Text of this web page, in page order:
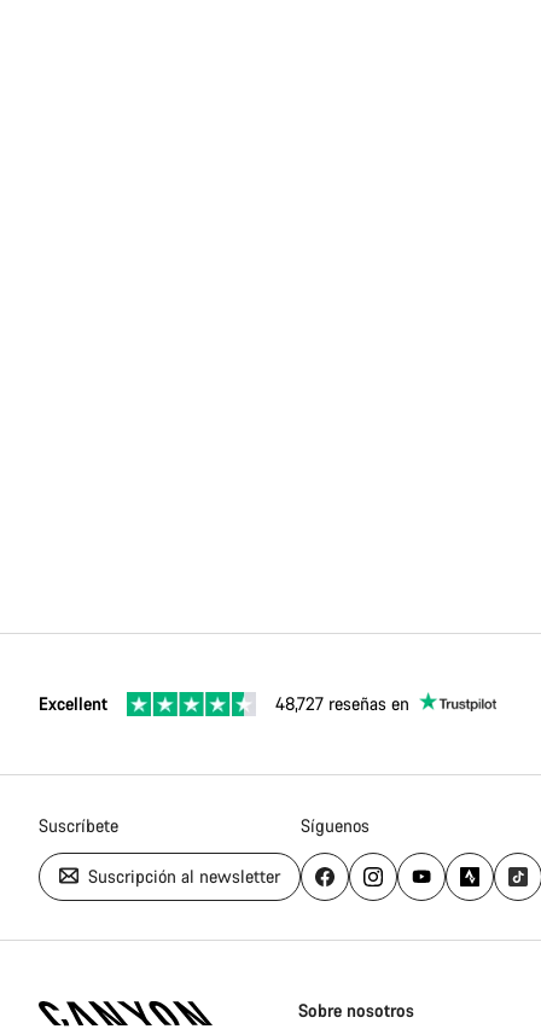
Excellent 48,727 reseñas en
Suscríbete
Suscripción al newsletter
Síguenos
Homepage
Sobre nosotros